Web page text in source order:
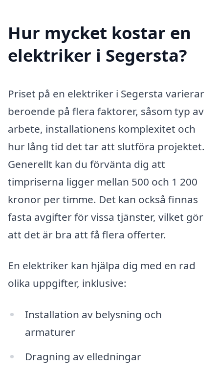
Hur mycket kostar en
elektriker i Segersta?
Priset på en elektriker i Segersta varierar
beroende på flera faktorer, såsom typ av
arbete, installationens komplexitet och
hur lång tid det tar att slutföra projektet.
Generellt kan du förvänta dig att
timpriserna ligger mellan 500 och 1 200
kronor per timme. Det kan också finnas
fasta avgifter för vissa tjänster, vilket gör
att det är bra att få flera offerter.
En elektriker kan hjälpa dig med en rad
olika uppgifter, inklusive:
Installation av belysning och
armaturer
Dragning av elledningar